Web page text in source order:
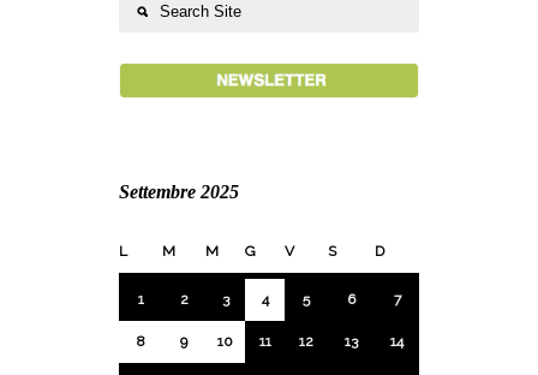
Settembre 2025
L M M G V S D
1 2 3 4 5 6 7
8 9 10 11 12 13 14